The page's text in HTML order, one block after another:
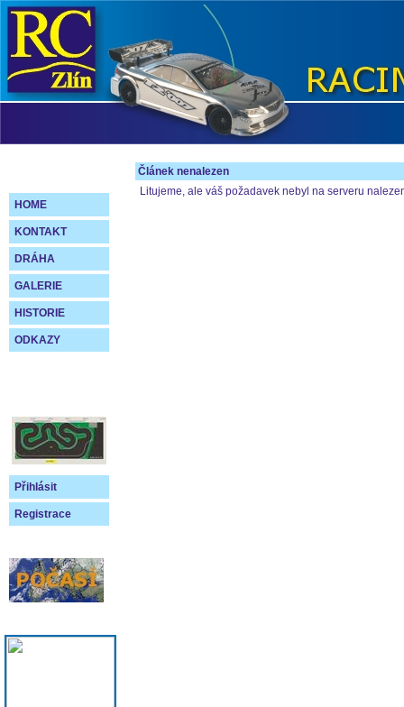
HOME
KONTAKT
DRÁHA
GALERIE
HISTORIE
ODKAZY
Přihlásit
Registrace
Článek nenalezen
Litujeme, ale váš požadavek nebyl na serveru